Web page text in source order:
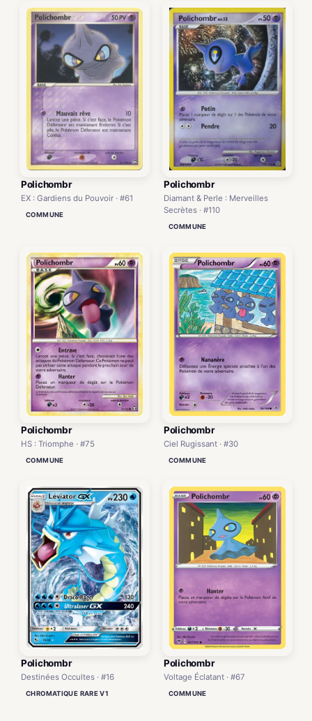
Polichombr
EX : Gardiens du Pouvoir · #61
COMMUNE
Polichombr
Diamant & Perle : Merveilles
Secrètes · #110
COMMUNE
Polichombr
HS : Triomphe · #75
COMMUNE
Polichombr
Ciel Rugissant · #30
COMMUNE
Polichombr
Destinées Occultes · #16
CHROMATIQUE RARE V1
Polichombr
Voltage Éclatant · #67
COMMUNE